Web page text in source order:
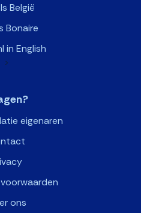
België
Bonaire
in English
>
eigenaren
ons